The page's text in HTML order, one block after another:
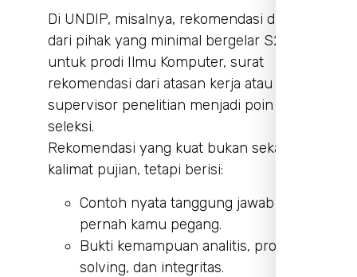
Di UNDIP, misalnya, rekomendasi diharapkan
dari pihak yang minimal bergelar S2. Di UI
untuk prodi Ilmu Komputer, surat
rekomendasi dari atasan kerja atau
supervisor penelitian menjadi poin penting
seleksi.
Rekomendasi yang kuat bukan sekadar
kalimat pujian, tetapi berisi:
Contoh nyata tanggung jawab yang
pernah kamu pegang.
Bukti kemampuan analitis, problem
solving, dan integritas.